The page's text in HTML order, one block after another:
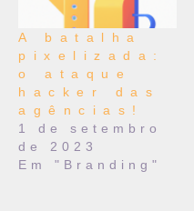
A batalha
pixelizada:
o ataque
hacker das
agências!
1 de setembro
de 2023
Em "Branding"